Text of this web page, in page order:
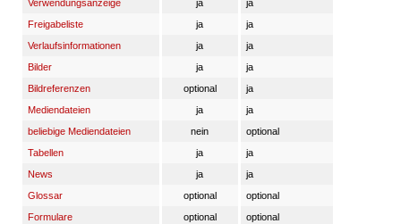
Verwendungsanzeige
ja
ja
Freigabeliste
ja
ja
Verlaufsinformationen
ja
ja
Bilder
ja
ja
Bildreferenzen
optional
ja
Mediendateien
ja
ja
beliebige Mediendateien
nein
optional
Tabellen
ja
ja
News
ja
ja
Glossar
optional
optional
Formulare
optional
optional